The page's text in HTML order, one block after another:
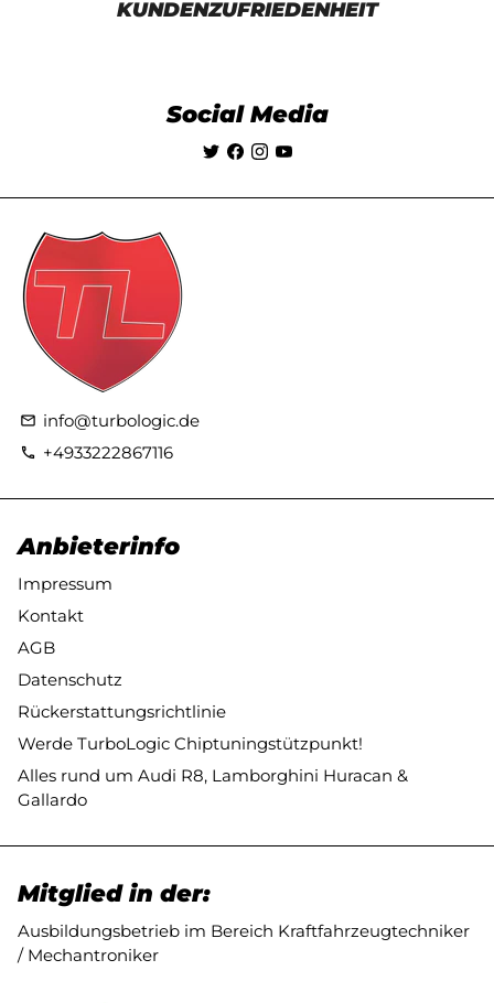
KUNDENZUFRIEDENHEIT
Social Media
email info@turbologic.de
phone +4933222867116
Anbieterinfo
Impressum
Kontakt
AGB
Datenschutz
Rückerstattungsrichtlinie
Werde TurboLogic Chiptuningstützpunkt!
Alles rund um Audi R8, Lamborghini Huracan &
Gallardo
Mitglied in der:
Ausbildungsbetrieb im Bereich Kraftfahrzeugtechniker
/ Mechantroniker